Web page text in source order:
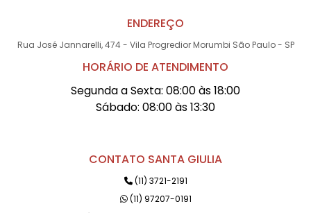
ENDEREÇO
Rua José Jannarelli, 474 - Vila Progredior Morumbi São Paulo - SP
HORÁRIO DE ATENDIMENTO
Segunda a Sexta: 08:00 às 18:00
Sábado: 08:00 às 13:30
CONTATO SANTA GIULIA
(11) 3721-2191
(11) 97207-0191